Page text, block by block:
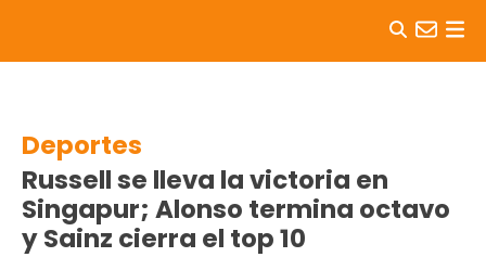
Deportes
Russell se lleva la victoria en
Singapur; Alonso termina octavo
y Sainz cierra el top 10